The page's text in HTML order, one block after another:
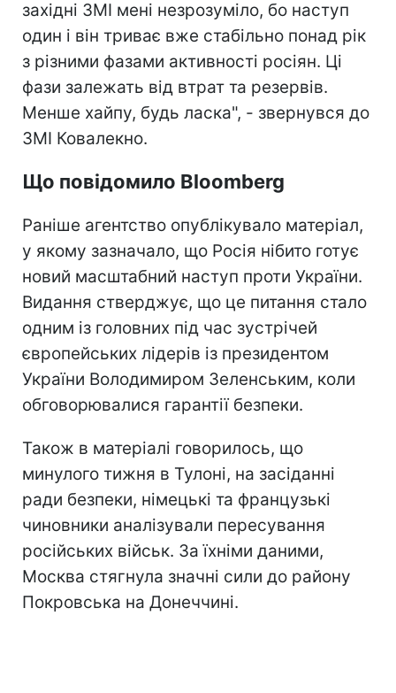
західні ЗМІ мені незрозуміло, бо наступ
один і він триває вже стабільно понад рік
з різними фазами активності росіян. Ці
фази залежать від втрат та резервів.
Менше хайпу, будь ласка", - звернувся до
ЗМІ Ковалекно.
Що повідомило Bloomberg
Раніше агентство опублікувало матеріал,
у якому зазначало, що Росія нібито готує
новий масштабний наступ проти України.
Видання стверджує, що це питання стало
одним із головних під час зустрічей
європейських лідерів із президентом
України Володимиром Зеленським, коли
обговорювалися гарантії безпеки.
Також в матеріалі говорилось, що
минулого тижня в Тулоні, на засіданні
ради безпеки, німецькі та французькі
чиновники аналізували пересування
російських військ. За їхніми даними,
Москва стягнула значні сили до району
Покровська на Донеччині.